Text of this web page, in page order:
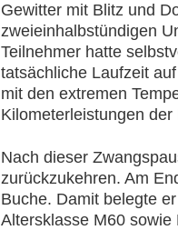
Gewitter mit Blitz und
zweieinhalbstündigen
Teilnehmer hatte
tatsächliche Laufzeit
mit den extremen
Kilometerleistungen
Nach dieser
zurückzukehren. Am
Buche. Damit belegte
Altersklasse M60